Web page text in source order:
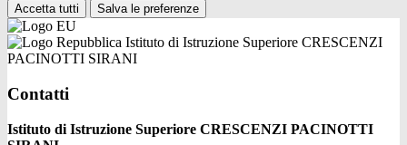
Accetta tutti Salva le preferenze
Istituto di Istruzione Superiore CRESCENZI
PACINOTTI SIRANI
Contatti
Istituto di Istruzione Superiore CRESCENZI PACINOTTI